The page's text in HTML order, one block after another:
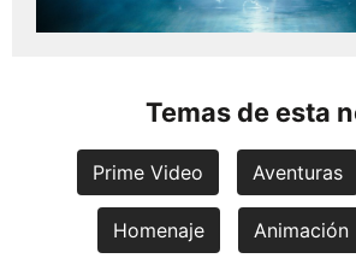
Temas de esta
Prime Video Aventuras
Homenaje Animación